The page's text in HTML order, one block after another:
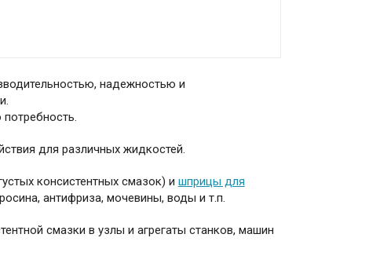
надежностью и
для различных жидкостей.
консистентных смазок) и шприцы для
антифриза, мочевины, воды и т.п.
смазки в узлы и агрегаты станков, машин